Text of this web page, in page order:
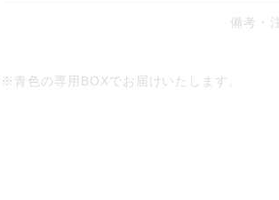
備考・
※青色の専用BOXでお届けいたします。